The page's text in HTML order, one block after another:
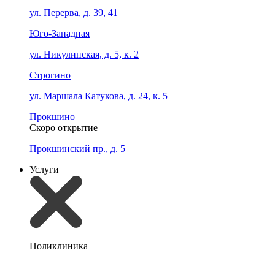
ул. Перерва, д. 39, 41
Юго-Западная
ул. Никулинская, д. 5, к. 2
Строгино
ул. Маршала Катукова, д. 24, к. 5
Прокшино
Скоро открытие
Прокшинский пр., д. 5
Услуги
Поликлиника